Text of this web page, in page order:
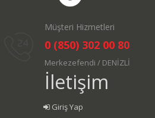
Müşteri Hizmetleri
0 (850) 302 00 80
Merkezefendi / DENİZLİ
İletişim
Giriş Yap